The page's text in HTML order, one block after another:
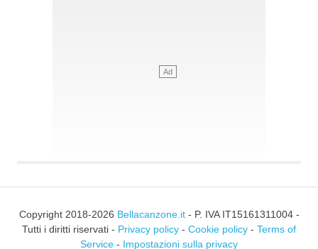
Copyright 2018-2026 Bellacanzone.it- P. IVA IT15161311004 -
Tutti i diritti riservati - Privacy policy - Cookie policy - Terms of
Service - Impostazioni sulla privacy